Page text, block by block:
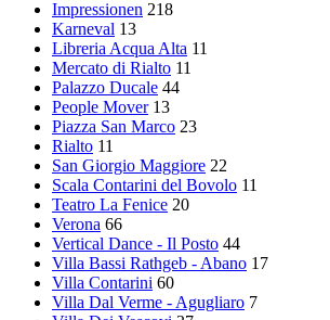
Impressionen 218
Karneval 13
Libreria Acqua Alta 11
Mercato di Rialto 11
Palazzo Ducale 44
People Mover 13
Piazza San Marco 23
Rialto 11
San Giorgio Maggiore 22
Scala Contarini del Bovolo 11
Teatro La Fenice 20
Verona 66
Vertical Dance - Il Posto 44
Villa Bassi Rathgeb - Abano 17
Villa Contarini 60
Villa Dal Verme - Agugliaro 7